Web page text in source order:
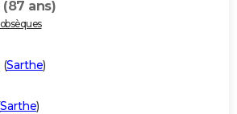
(87 ans)
(Sarthe)
Sarthe)